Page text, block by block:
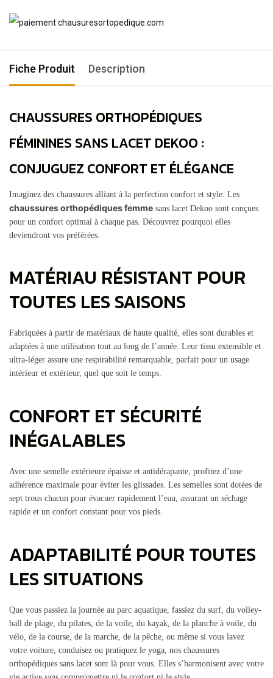
Fiche Produit Description
CHAUSSURES ORTHOPÉDIQUES
FÉMININES SANS LACET DEKOO :
CONJUGUEZ CONFORT ET ÉLÉGANCE
Imaginez des chaussures alliant à la perfection confort et style. Les
chaussures orthopédiques femme sans lacet Dekoo sont conçues
pour un confort optimal à chaque pas. Découvrez pourquoi elles
deviendront vos préférées.
MATÉRIAU RÉSISTANT POUR
TOUTES LES SAISONS
Fabriquées à partir de matériaux de haute qualité, elles sont durables et
adaptées à une utilisation tout au long de l’année. Leur tissu extensible et
ultra-léger assure une respirabilité remarquable, parfait pour un usage
intérieur et extérieur, quel que soit le temps.
CONFORT ET SÉCURITÉ
INÉGALABLES
Avec une semelle extérieure épaisse et antidérapante, profitez d’une
adhérence maximale pour éviter les glissades. Les semelles sont dotées de
sept trous chacun pour évacuer rapidement l’eau, assurant un séchage
rapide et un confort constant pour vos pieds.
ADAPTABILITÉ POUR TOUTES
LES SITUATIONS
Que vous passiez la journée au parc aquatique, fassiez du surf, du volley-
ball de plage, du pilates, de la voile, du kayak, de la planche à voile, du
vélo, de la course, de la marche, de la pêche, ou même si vous lavez
votre voiture, conduisez ou pratiquez le yoga, nos chaussures
orthopédiques sans lacet sont là pour vous. Elles s’harmonisent avec votre